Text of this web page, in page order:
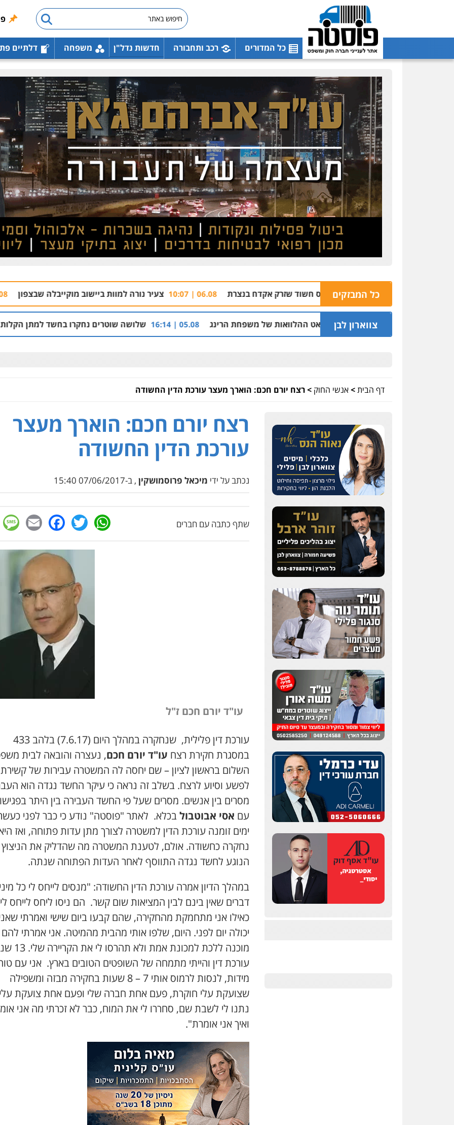
כל המדורים רכב ותחבורה חדשות נדל"ן משפחה דלתיים
כל המבזקים
לשוטרים לתפוס חשוד שזרק אקדח בנצרת 06.08 | 10:07 צעיר נורה למוות ביישוב מוקייבלה שבצפון 06.08 | 09:34
צווארון לבן
בחיפה וסינדיקאט ההלוואות של משפחת הרינג 05.08 | 16:14 שלושה שוטרים נחקרו בחשד למתן הקלות למועדון
דף הבית>אנשי החוק >רצח יורם חכם: הוארך מעצר עורכת הדין החשודה
רצח יורם חכם: הוארך מעצר
עורכת הדין החשודה
נכתב על ידי מיכאל פרוסמושקין , ב-07/06/2017 15:40
שתף כתבה עם חברים WhatsApp
Twitter
עו"ד יורם חכם ז"ל
עורכת דין פלילית, שנחקרה במהלך היום (7.6.17) בלהב 433
במסגרת חקירת רצח עו"ד יורם חכם, נעצרה והובאה לבית
השלום בראשון לציון – שם יחסה לה המשטרה עבירות של
לפשע וסיוע לרצח. בשלב זה נראה כי עיקר החשד נגדה הוא
מסרים בין אנשים. מסרים שעל פי החשד העבירה בין היתר
עם אסי אבוטבולבכלא. לאתר "פוסטה" נודע כי כבר לפני
ימים זומנה עורכת הדין למשטרה לצורך מתן עדות פתוחה, ואז
נחקרה כחשודה. אולם, לטענת המשטרה מה שהדליק את
הנוגע לחשד נגדה התווסף לאחר העדות הפתוחה שנתה.
במהלך הדיון אמרה עורכת הדין החשודה: "מנסים לייחס לי כל מיני
דברים שאין בינם לבין המציאות שום קשר. הם ניסו ליחס לייחס לי
כאילו אני מתחמקת מהחקירה, שהם קבעו ביום שישי ואמרתי
יכולה יום לפני. היום, שלפו אותי מהבית מהמיטה. אני אמרתי
מוכנה ללכת
עורכת דין והייתי מתמחה של השופטים הטובים בארץ. אני עם
מידות, לנסות לרמוס אותי 7 – 8 שעות בחקירה מבזה ומשפילה
שצועקת עלי חוקרת, פעם אחת חברה שלי ופעם אחת צועקת
נתנו לי לשבת שם, סחררו לי את המוח, כבר לא זכרתי מה אני
ואיך אני אומרת".